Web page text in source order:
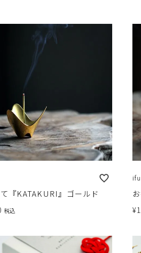
『KATAKURI』ゴールド
税込 ¥